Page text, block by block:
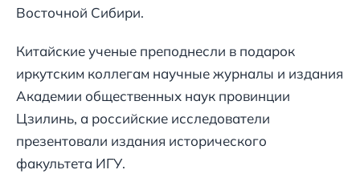
Восточной Сибири.
Китайские ученые преподнесли в подарок
иркутским коллегам научные журналы и издания
Академии общественных наук провинции
Цзилинь, а российские исследователи
презентовали издания исторического
факультета ИГУ.